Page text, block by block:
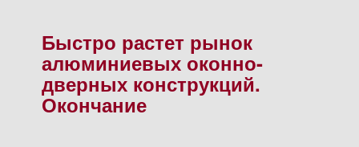
Быстро растет рынок
алюминиевых оконно-
дверных конструкций.
Окончание